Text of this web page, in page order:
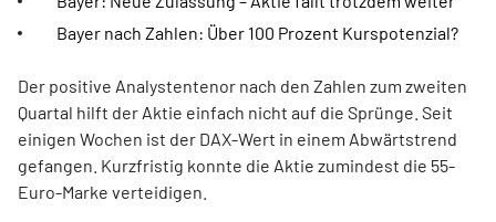
Bayer nach Zahlen: Über 100 Prozent Kurspotenzial?
Der positive Analystentenor nach den Zahlen zum zweiten
Quartal hilft der Aktie einfach nicht auf die Sprünge. Seit
einigen Wochen ist der DAX-Wert in einem Abwärtstrend
gefangen. Kurzfristig konnte die Aktie zumindest die 55-
Euro-Marke verteidigen.